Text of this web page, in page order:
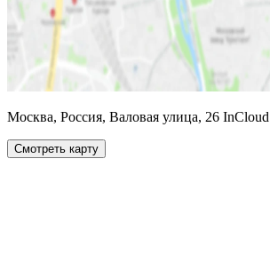
Москва, Россия, Валовая улица, 26 InCloud
Смотреть карту